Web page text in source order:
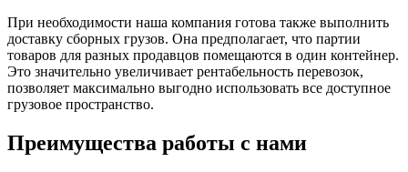
При необходимости наша компания готова также выполнить
доставку сборных грузов. Она предполагает, что партии
товаров для разных продавцов помещаются в один контейнер.
Это значительно увеличивает рентабельность перевозок,
позволяет максимально выгодно использовать все доступное
грузовое пространство.
Преимущества работы с нами